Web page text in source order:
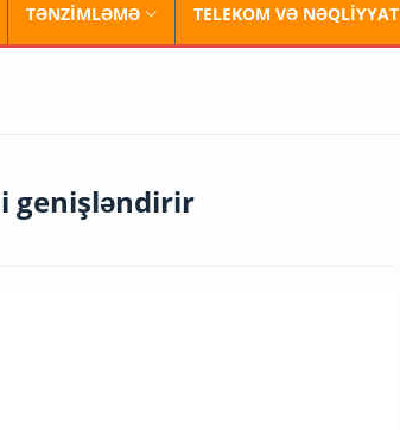
TƏNZİMLƏMƏ TELEKOM VƏ NƏQLİYYAT
genişləndirir